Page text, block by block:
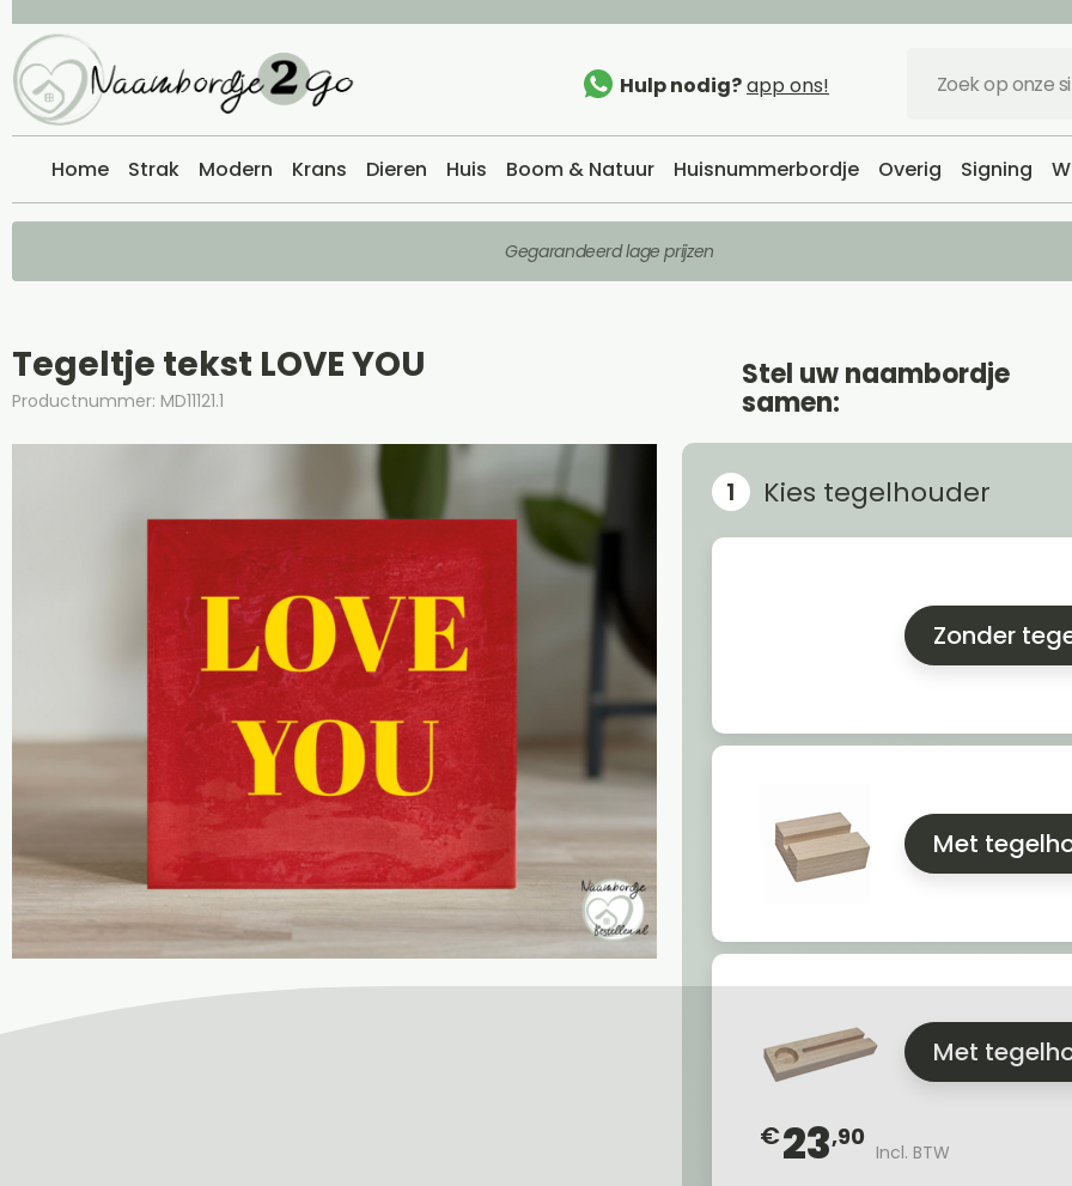
Hulp nodig?app ons!
Home Strak Modern Krans Dieren Huis Boom & Natuur Huisnummerbordje Overig Signing
Gegarandeerd lage prijzen
Tegeltje tekst LOVE YOU
Productnummer: MD11121.1
Stel uw naambordje
samen:
Kies tegelhouder
Zonder
Met
Met
€23,90
Incl. BTW